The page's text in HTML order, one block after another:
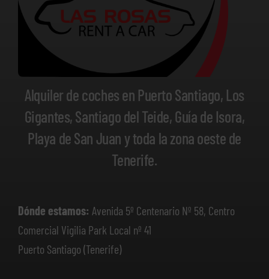
Alquiler de coches en Puerto Santiago, Los
Gigantes, Santiago del Teide, Guía de Isora,
Playa de San Juan y toda la zona oeste de
Tenerife.
Dónde estamos: Avenida 5º Centenario Nº 58, Centro
Comercial Vigilia Park Local nº 41
Puerto Santiago (Tenerife)